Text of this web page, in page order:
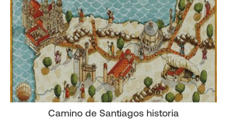
Camino de Santiagos historia